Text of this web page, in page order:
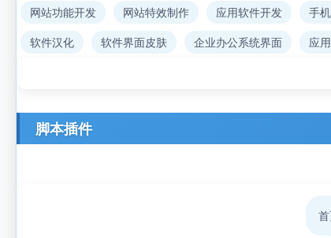
网站功能开发
网站特效制作 应用软件开发 手
软件汉化
软件界面皮肤 企业办公系统界面 应
脚本插件